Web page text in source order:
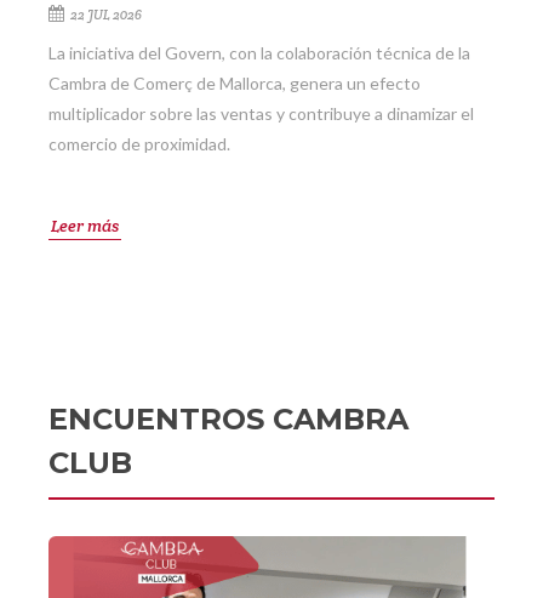
22 JUL 2026
La iniciativa del Govern, con la colaboración técnica de la
Cambra de Comerç de Mallorca, genera un efecto
multiplicador sobre las ventas y contribuye a dinamizar el
comercio de proximidad.
Leer más
ENCUENTROS CAMBRA
CLUB